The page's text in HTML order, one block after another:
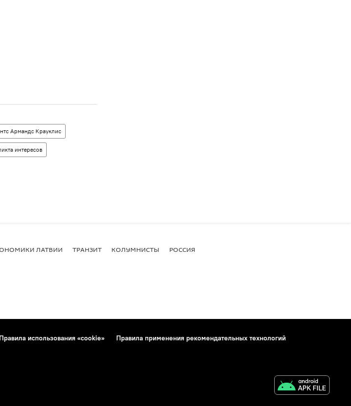
Армандс Крауклис
интересов
ЛАТВИИ ТРАНЗИТ КОЛУМНИСТЫ РОССИЯ
Правила использования «cookie»
Правила применения рекомендательных технологий